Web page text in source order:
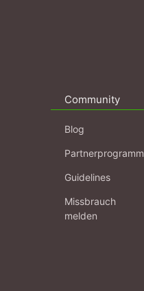
Community
Blog
Partnerprogramm
Guidelines
Missbrauch
melden